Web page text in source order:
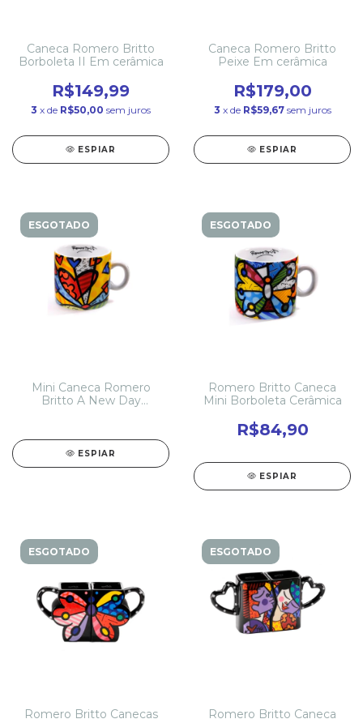
Caneca Romero Britto
Borboleta II Em cerâmica
R$149,99
3 x de R$50,00 sem juros
ESPIAR
Caneca Romero Britto
Peixe Em cerâmica
R$179,00
3 x de R$59,67 sem juros
ESPIAR
ESGOTADO
Mini Caneca Romero
Britto A New Day
ESPIAR
ESGOTADO
Romero Britto Caneca
Mini Borboleta Cerâmica
R$84,90
ESPIAR
ESGOTADO
Romero Britto Canecas
ESGOTADO
Romero Britto Caneca